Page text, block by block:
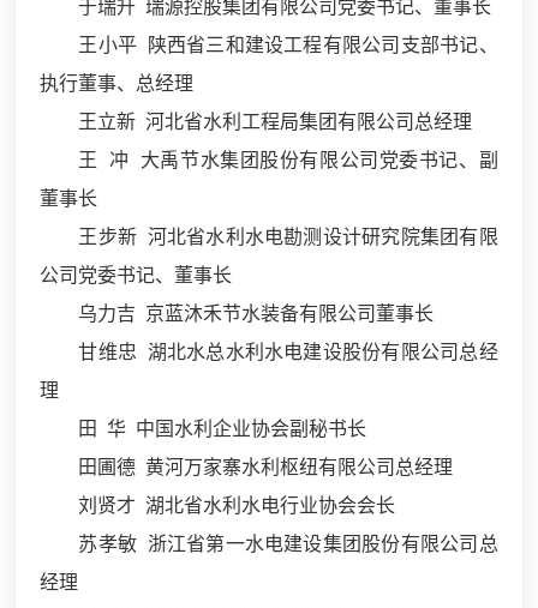
于瑞升 瑞源控股集团有限公司党委书记、董事长
王小平 陕西省三和建设工程有限公司支部书记、
执行董事、总经理
王立新 河北省水利工程局集团有限公司总经理
王 冲 大禹节水集团股份有限公司党委书记、副
董事长
王步新 河北省水利水电勘测设计研究院集团有限
公司党委书记、董事长
乌力吉 京蓝沐禾节水装备有限公司董事长
甘维忠 湖北水总水利水电建设股份有限公司总经
理
田 华 中国水利企业协会副秘书长
田圃德 黄河万家寨水利枢纽有限公司总经理
刘贤才 湖北省水利水电行业协会会长
苏孝敏 浙江省第一水电建设集团股份有限公司总
经理